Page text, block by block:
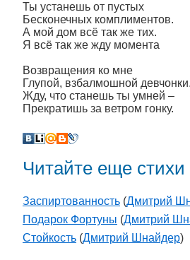
Ты устанешь от пустых
Бесконечных комплиментов.
А мой дом всё так же тих.
Я всё так же жду момента
Возвращения ко мне
Глупой, взбалмошной девчонки.
Жду, что станешь ты умней –
Прекратишь за ветром гонку.
Читайте еще стихи
Заспиртованность (Дмитрий
Подарок Фортуны (Дмитрий
Стойкость (Дмитрий Шнайдер)